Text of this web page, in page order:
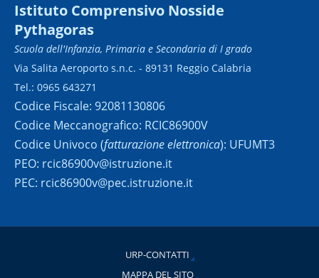
Istituto Comprensivo Nosside
Pythagoras
Scuola dell'Infanzia, Primaria e Secondaria di I grado
Via Salita Aeroporto s.n.c. - 89131 Reggio Calabria
Tel.: 0965 643271
Codice Fiscale: 92081130806
Codice Meccanografico: RCIC86900V
Codice Univoco (fatturazione elettronica): UFUMT3
PEO: rcic86900v@istruzione.it
PEC: rcic86900v@pec.istruzione.it
URP-CONTATTI
MAPPA DEL SITO